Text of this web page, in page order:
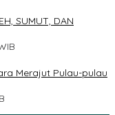
SUMUT, DAN
Merajut Pulau-pulau